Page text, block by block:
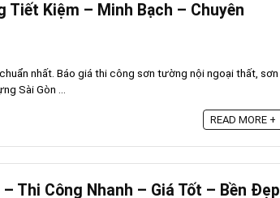
Tiết Kiệm – Minh Bạch – Chuyên
nhất. Báo giá thi công sơn tường nội ngoại thất, sơn
Sài Gòn ...
READ MORE +
Thi Công Nhanh – Giá Tốt – Bền Đẹp